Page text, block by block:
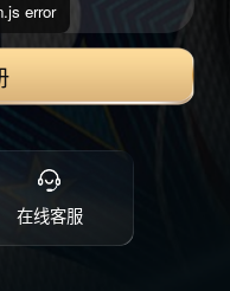
在线客服
error